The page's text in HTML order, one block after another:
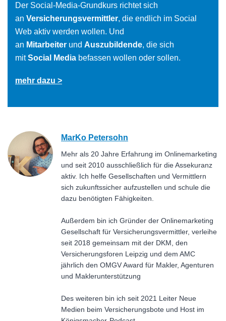
Der Social-Media-Grundkurs richtet sich
an Versicherungsvermittler, die endlich im Social
Web aktiv werden wollen. Und
an Mitarbeiter und Auszubildende, die sich
mitSocial Media befassen wollen oder sollen.
mehr dazu >
MarKo Petersohn
Mehr als 20 Jahre Erfahrung im Onlinemarketing
und seit 2010 ausschließlich für die Assekuranz
aktiv. Ich helfe Gesellschaften und Vermittlern
sich zukunftssicher aufzustellen und schule die
dazu benötigten Fähigkeiten.
Außerdem bin ich Gründer der Onlinemarketing
Gesellschaft für Versicherungsvermittler, verleihe
seit 2018 gemeinsam mit der DKM, den
Versicherungsforen Leipzig und dem AMC
jährlich den OMGV Award für Makler, Agenturen
und Maklerunterstützung
Des weiteren bin ich seit 2021 Leiter Neue
Medien beim Versicherungsbote und Host im